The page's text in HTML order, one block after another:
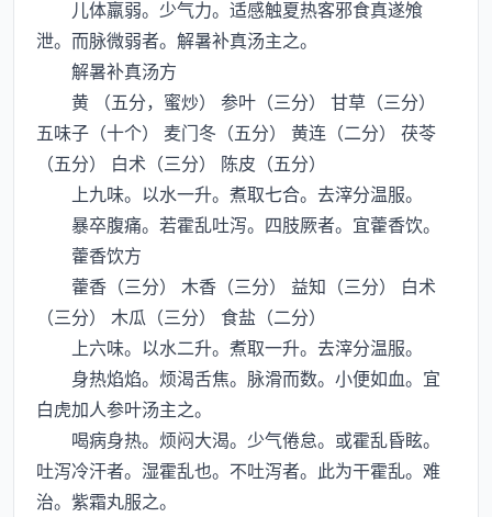
儿体羸弱。少气力。适感触夏热客邪食真遂飧
泄。而脉微弱者。解暑补真汤主之。
解暑补真汤方
黄 （五分，蜜炒） 参叶（三分） 甘草（三分）
五味子（十个） 麦门冬（五分） 黄连（二分） 茯苓
（五分） 白术（三分） 陈皮（五分）
上九味。以水一升。煮取七合。去滓分温服。
暴卒腹痛。若霍乱吐泻。四肢厥者。宜藿香饮。
藿香饮方
藿香（三分） 木香（三分） 益知（三分） 白术
（三分） 木瓜（三分） 食盐（二分）
上六味。以水二升。煮取一升。去滓分温服。
身热焰焰。烦渴舌焦。脉滑而数。小便如血。宜
白虎加人参叶汤主之。
喝病身热。烦闷大渴。少气倦怠。或霍乱昏眩。
吐泻冷汗者。湿霍乱也。不吐泻者。此为干霍乱。难
治。紫霜丸服之。